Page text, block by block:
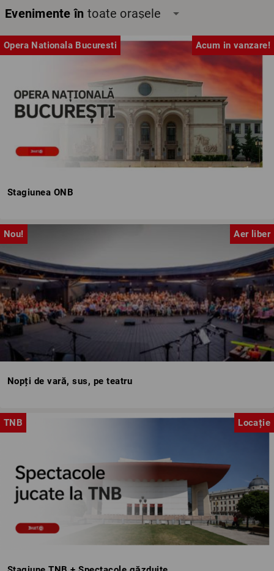
Evenimente în toate orașele arrow_drop_down
Opera Nationala Bucuresti Acum in vanzare!
Stagiunea ONB
Nou! Aer liber
Nopți de vară, sus, pe teatru
TNB Locație